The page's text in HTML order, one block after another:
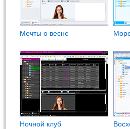
Мечты о весне
Ночной клуб